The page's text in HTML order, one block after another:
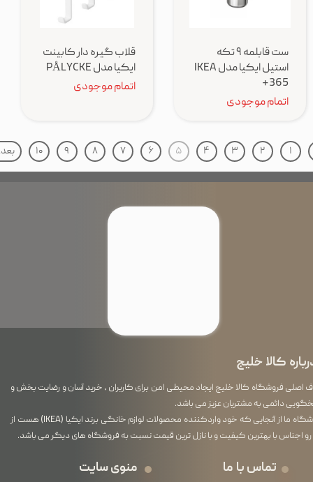
ست قابلمه ۹ تکه
استیل ایکیا مدل IKEA
365+
اتمام موجودی
قلاب گیره دار کابینت
ایکیا مدل PÅLYCKE
اتمام موجودی
۱ ۲ ۳ ۴ ۵ ۶ ۷ ۸ ۹ ۱۰
کالا خلیج
اصلی فروشگاه کالا خلیج ایجاد محیطی امن برای کاربران ، خرید آسان و رضایت بخش و
دائمی به مشتریان عزیز می باشد.
فروشگاه ما از آنجایی که خود واردکننده محصولات لوازم خانگی برند ایکیا (IKEA) هست از
رو اجناس با بهترین کیفیت و با نازل ترین قیمت نسبت به فروشگاه های دیگر می باشد.
منوی سایت تماس با ما